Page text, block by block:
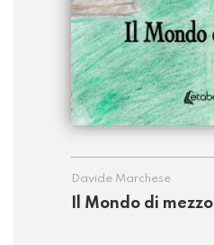
Il Mondo di mezzo
Davide Marchese